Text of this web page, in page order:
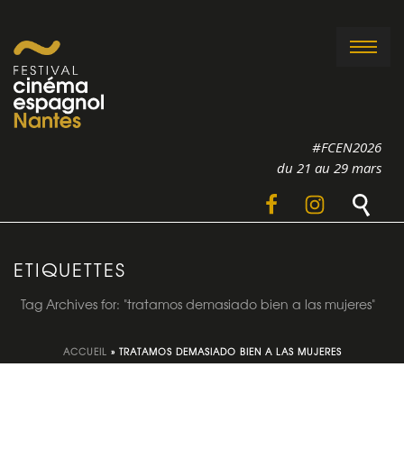
#FCEN2026
du 21 au 29 mars
ETIQUETTES
Tag Archives for: "tratamos demasiado bien a las mujeres"
ACCUEIL » TRATAMOS DEMASIADO BIEN A LAS MUJERES